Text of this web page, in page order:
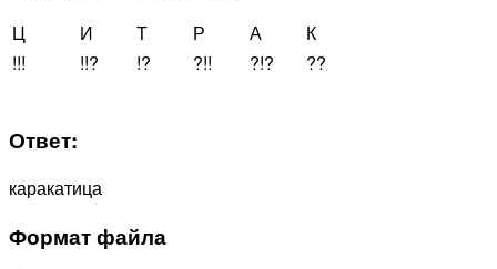
Ц
И Т Р А
К
!!!
!!? !? ?!! ?!? ??
Ответ:
каракатица
Формат файла